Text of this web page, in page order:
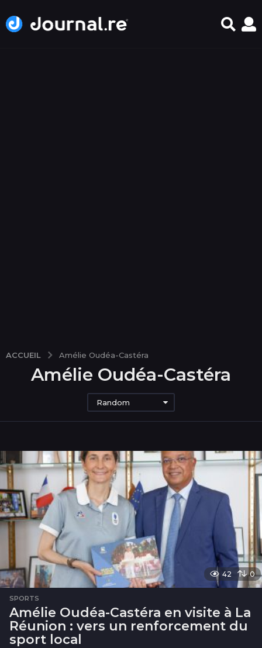
ACCUEIL Amélie Oudéa-Castéra
Amélie Oudéa-Castéra
Random
42 0
SPORTS
Amélie Oudéa-Castéra en visite à La
Réunion : vers un renforcement du
sport local